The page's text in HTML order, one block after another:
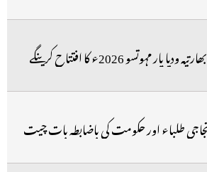
مہوتسو 2026ء کا افتتاح کرینگے
طلباء اور حکومت کی باضابطہ بات چیت